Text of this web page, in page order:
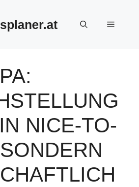
Menü
NICE-TO-